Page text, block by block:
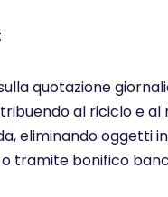
quotazione
al riciclo e al
eliminando oggetti
tramite bonifico